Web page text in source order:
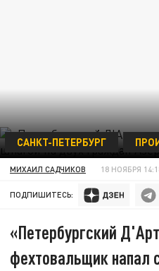
САНКТ-ПЕТЕРБУРГ
МИХАИЛ САДЧИКОВ 18 НОЯБРЯ
ПОДПИШИТЕСЬ:
«Петербургский
фехтовальщик напал